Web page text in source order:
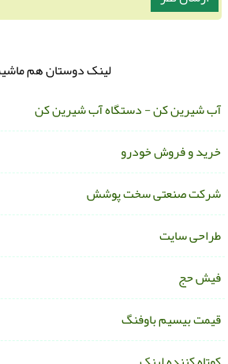
لینک دوستان هم ماشین
شیرین کن - دستگاه آب شیرین کن
و فروش خودرو
صنعتی سخت پوشش
سایت
حج
بیسیم باوفنگ